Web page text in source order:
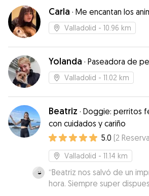
que usábamos la aplicación
Repetiremos seguro!”
Carla · Me encantan los
Valladolid - 10.96 km
Yolanda · Paseadora de
Valladolid - 11.02 km
Beatriz · Doggie: perritos
con cuidados y cariño
5.0 (2
Valladolid - 11.14 km
“Beatriz nos salvó de un
hora. Siempre super